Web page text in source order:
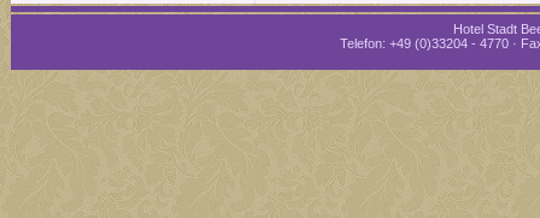
Hotel Stadt
Telefon: +49 (0)33204 - 4770 ·